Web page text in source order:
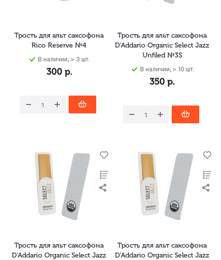
Трость для альт саксофона
Rico Reserve №4
В наличии, > 3 шт.
300р.
Трость для альт саксофона
D'Addario Organic Select Jazz
Unfiled №3S
В наличии, > 10 шт.
350 р.
Трость для альт саксофона
D'Addario Organic Select Jazz
Трость для альт саксофона
D'Addario Organic Select Jazz